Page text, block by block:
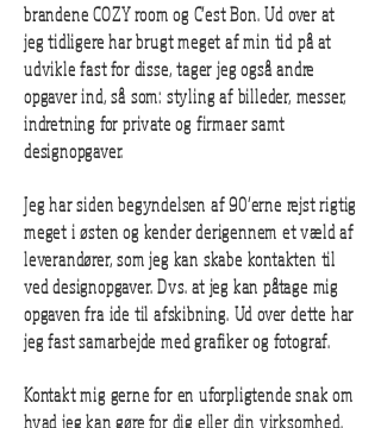
brandene COZY room og C’est Bon. Ud over at
jeg tidligere har brugt meget af min tid på at
udvikle fast for disse, tager jeg også andre
opgaver ind, så som: styling af billeder, messer,
indretning for private og firmaer samt
designopgaver.
Jeg har siden begyndelsen af 90’erne rejst rigtig
meget i østen og kender derigennem et væld af
leverandører, som jeg kan skabe kontakten til
ved designopgaver. Dvs. at jeg kan påtage mig
opgaven fra ide til afskibning. Ud over dette har
jeg fast samarbejde med grafiker og fotograf.
Kontakt mig gerne for en uforpligtende snak om
hvad jeg kan gøre for dig eller din virksomhed.